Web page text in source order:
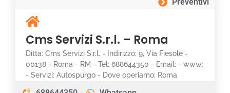
Cms Servizi S.r.l. – Roma
Ditta: Cms Servizi S.r.l. - Indirizzo: 9, Via Fiesole -
00138 - Roma - RM - Tel: 688644350 - Email: - www:
- Servizi: Autospurgo - Dove operiamo: Roma